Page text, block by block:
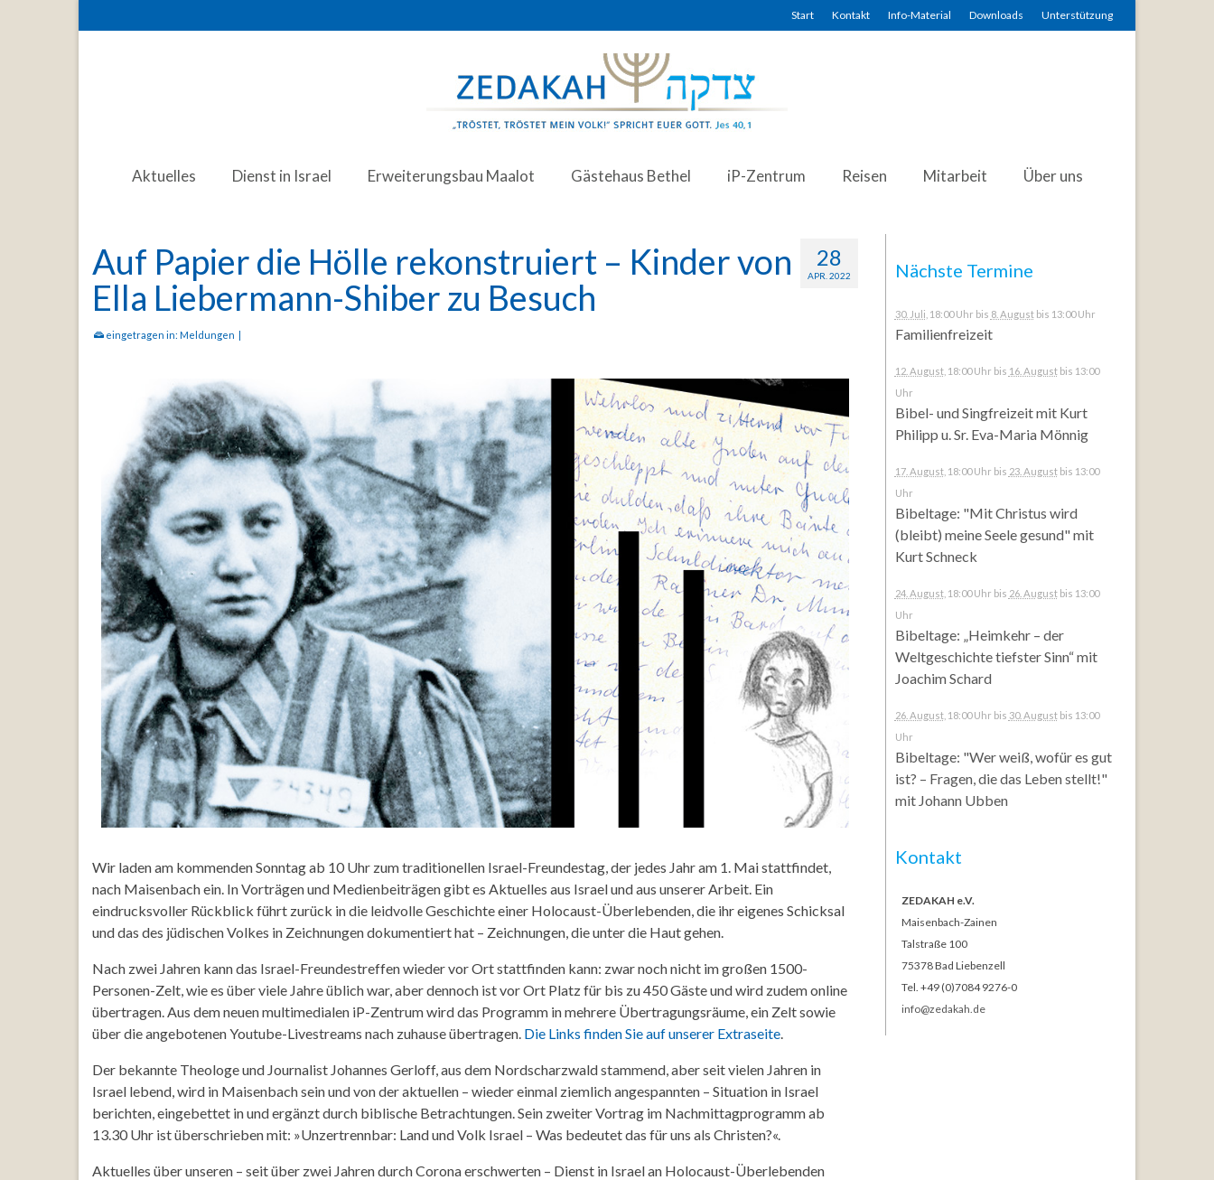
Start Kontakt Info-Material Downloads Unterstützung
Aktuelles Dienst in Israel Erweiterungsbau Maalot Gästehaus Bethel iP-Zentrum Reisen Mitarbeit Über uns
28
APR. 2022
Auf Papier die Hölle rekonstruiert – Kinder von
Ella Liebermann-Shiber zu Besuch
eingetragen in: Meldungen |
Wir laden am kommenden Sonntag ab 10 Uhr zum traditionellen Israel-Freundestag, der jedes Jahr am 1. Mai stattfindet,
nach Maisenbach ein. In Vorträgen und Medienbeiträgen gibt es Aktuelles aus Israel und aus unserer Arbeit. Ein
eindrucksvoller Rückblick führt zurück in die leidvolle Geschichte einer Holocaust-Überlebenden, die ihr eigenes Schicksal
und das des jüdischen Volkes in Zeichnungen dokumentiert hat – Zeichnungen, die unter die Haut gehen.
Nach zwei Jahren kann das Israel-Freundestreffen wieder vor Ort stattfinden kann: zwar noch nicht im großen 1500-
Personen-Zelt, wie es über viele Jahre üblich war, aber dennoch ist vor Ort Platz für bis zu 450 Gäste und wird zudem online
übertragen. Aus dem neuen multimedialen iP-Zentrum wird das Programm in mehrere Übertragungsräume, ein Zelt sowie
über die angebotenen Youtube-Livestreams nach zuhause übertragen. Die Links finden Sie auf unserer Extraseite
Der bekannte Theologe und Journalist Johannes Gerloff, aus dem Nordscharzwald stammend, aber seit vielen Jahren in
Israel lebend, wird in Maisenbach sein und von der aktuellen – wieder einmal ziemlich angespannten – Situation in Israel
berichten, eingebettet in und ergänzt durch biblische Betrachtungen. Sein zweiter Vortrag im Nachmittagprogramm ab
13.30 Uhr ist überschrieben mit: »Unzertrennbar: Land und Volk Israel – Was bedeutet das für uns als Christen?«.
Aktuelles über unseren – seit über zwei Jahren durch Corona erschwerten – Dienst in Israel an Holocaust-Überlebenden
Nächste Termine
30. Juli , 18:00 Uhr bis 8. Augustbis 13:00 Uhr
Familienfreizeit
12. August, 18:00 Uhr bis 16. Augustbis 13:00
Uhr
Bibel- und Singfreizeit mit Kurt
Philipp u. Sr. Eva-Maria Mönnig
17. August, 18:00 Uhr bis 23. Augustbis 13:00
Uhr
Bibeltage: "Mit Christus wird
(bleibt) meine Seele gesund" mit
Kurt Schneck
24. August, 18:00 Uhr bis 26. Augustbis 13:00
Uhr
Bibeltage: „Heimkehr – der
Weltgeschichte tiefster Sinn“ mit
Joachim Schard
26. August, 18:00 Uhr bis 30. Augustbis 13:00
Uhr
Bibeltage: "Wer weiß, wofür es gut
ist? – Fragen, die das Leben stellt!"
mit Johann Ubben
Kontakt
ZEDAKAH e.V.
Maisenbach-Zainen
Talstraße 100
75378 Bad Liebenzell
Tel. +49 (0)7084 9276-0
info@zedakah.de